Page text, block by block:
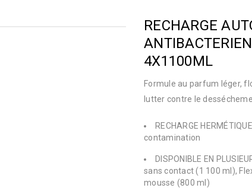
RECHARGE
4X1100ML
Formule au parfum léger,
lutter contre le
RECHARGE
contamination
DISPONIBLE EN
sans contact (1 100 ml),
mousse (800 ml)